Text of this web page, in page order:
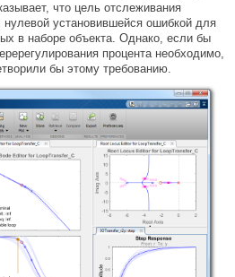
что цель отслеживания
нулевой установившейся ошибкой для
в наборе объекта. Однако, если бы
процента необходимо,
бы этому требованию.